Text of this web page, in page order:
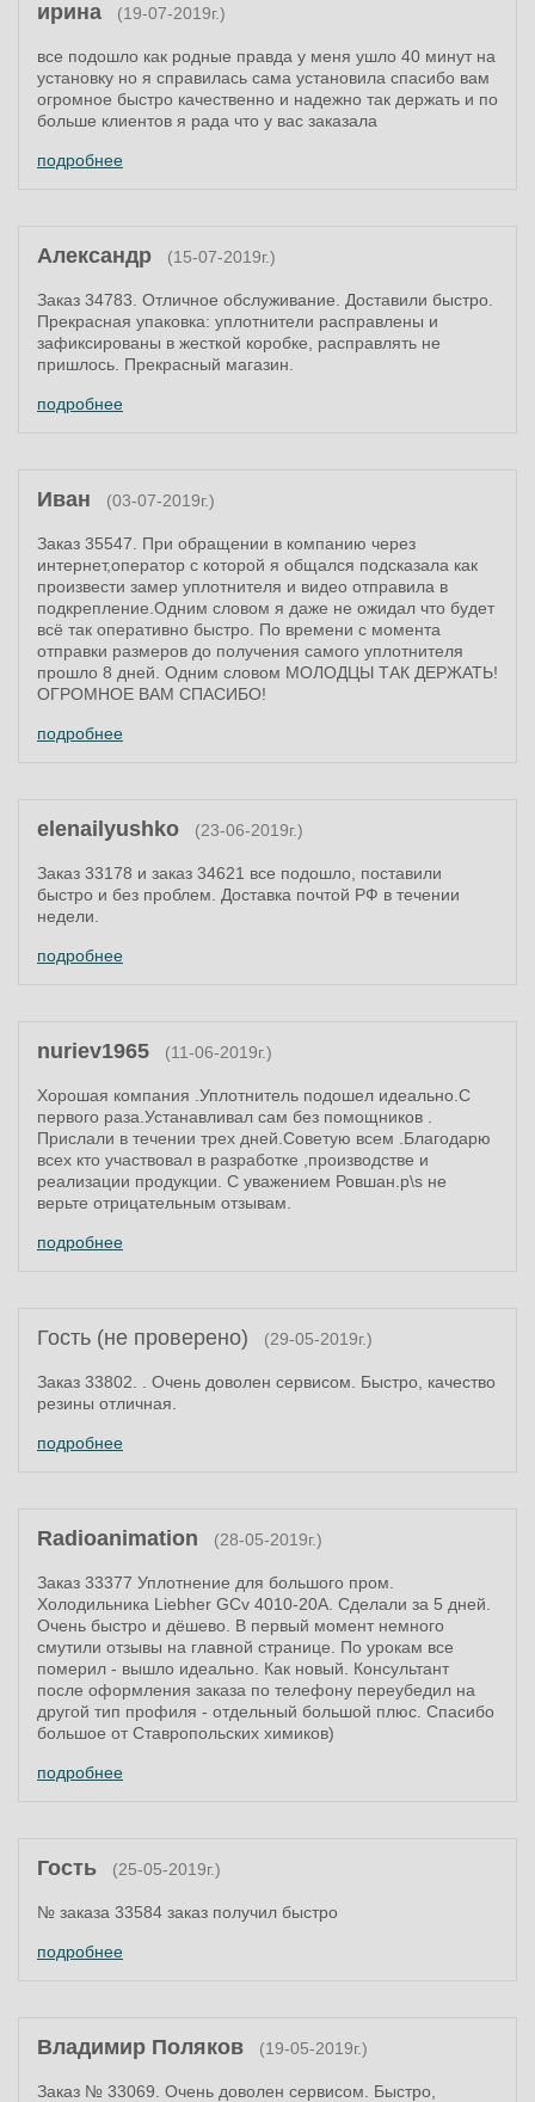
ирина (19-07-2019г.)
все подошло как родные правда у меня ушло 40 минут на
установку но я справилась сама установила спасибо вам
огромное быстро качественно и надежно так держать и по
больше клиентов я рада что у вас заказала
подробнее
Александр (15-07-2019г.)
Заказ 34783. Отличное обслуживание. Доставили быстро.
Прекрасная упаковка: уплотнители расправлены и
зафиксированы в жесткой коробке, расправлять не
пришлось. Прекрасный магазин.
подробнее
Иван (03-07-2019г.)
Заказ 35547. При обращении в компанию через
интернет,оператор с которой я общался подсказала как
произвести замер уплотнителя и видео отправила в
подкрепление.Одним словом я даже не ожидал что будет
всё так оперативно быстро. По времени с момента
отправки размеров до получения самого уплотнителя
прошло 8 дней. Одним словом МОЛОДЦЫ ТАК ДЕРЖАТЬ!
ОГРОМНОЕ ВАМ СПАСИБО!
подробнее
elenailyushko (23-06-2019г.)
Заказ 33178 и заказ 34621 все подошло, поставили
быстро и без проблем. Доставка почтой РФ в течении
недели.
подробнее
nuriev1965 (11-06-2019г.)
Хорошая компания .Уплотнитель подошел идеально.С
первого раза.Устанавливал сам без помощников .
Прислали в течении трех дней.Советую всем .Благодарю
всех кто участвовал в разработке ,производстве и
реализации продукции. С уважением Ровшан.p\s не
верьте отрицательным отзывам.
подробнее
Гость (не проверено) (29-05-2019г.)
Заказ 33802. . Очень доволен сервисом. Быстро, качество
резины отличная.
подробнее
Radioanimation (28-05-2019г.)
Заказ 33377 Уплотнение для большого пром.
Холодильника Liebher GCv 4010-20A. Сделали за 5 дней.
Очень быстро и дёшево. В первый момент немного
смутили отзывы на главной странице. По урокам все
померил - вышло идеально. Как новый. Консультант
после оформления заказа по телефону переубедил на
другой тип профиля - отдельный большой плюс. Спасибо
большое от Ставропольских химиков)
подробнее
Гость (25-05-2019г.)
№ заказа 33584 заказ получил быстро
подробнее
Владимир Поляков (19-05-2019г.)
Заказ № 33069. Очень доволен сервисом. Быстро,